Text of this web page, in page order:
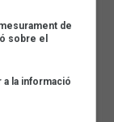
de
sobre el
a la informació